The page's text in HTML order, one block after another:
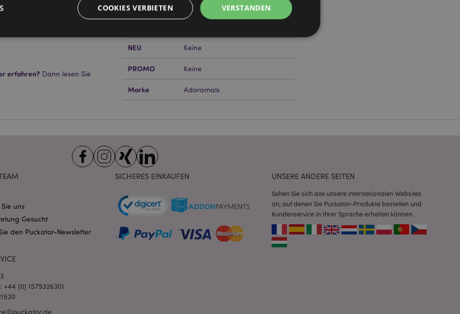
aufgrund von Kleinteilen
Spielzeug.
erfahren? Dann lesen Sie
Gewicht (kg) 0.055000
NEU Keine
PROMO Keine
Marke Adoramals
uns
Gesucht
den Puckator-Newsletter
(0) 1579326301
SICHERES EINKAUFEN UNSERE ANDERE SEITEN
Sehen Sie sich alle unsere internationalen Websites
an, auf denen Sie Puckator-Produkte bestellen und
Kundenservice in Ihrer Sprache erhalten können.
VERSTANDEN
COOKIES VERBIETEN
Leistungs Ausrichten Funktions
ermöglichen Kernfunktionen der Website wie die Benutzeranmeldung und die Kontoverwaltung.
cookies kann die Website nicht richtig genutzt werden.
von Cookie-Script.com muss ordnungsgemäß
funktionieren.
Adobe Inc.
1 Tag
Dieses Cookie wird verwendet, um das
Zwischenspeichern von Inhalten im Browser zu
erleichtern und das Laden von Seiten zu
1 Tag 16
Stunden
Cookie, das von Anwendungen generiert wird, die
auf der PHP-Sprache basieren. Dies ist eine
Benutzersitzungsvariablen verwendet wird.
Normalerweise handelt es sich um eine zufällig
generierte Zahl. Die Art und Weise, wie sie
verwendet wird, kann für die Site spezifisch sein.
Adobe Inc.
www.puckator.de